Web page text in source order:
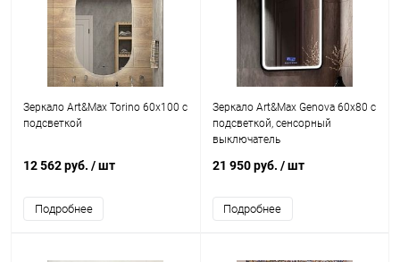
Зеркало Art&Max Torino 60х100 с
подсветкой
12 562 руб. / шт
Подробнее
Зеркало Art&Max Genova 60х80 с
подсветкой, сенсорный
выключатель
21 950 руб. / шт
Подробнее